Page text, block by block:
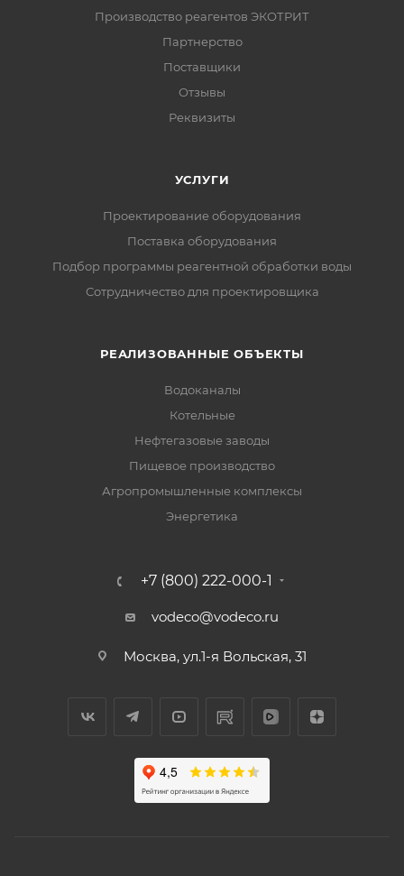
Производство реагентов ЭКОТРИТ
Партнерство
Поставщики
Отзывы
Реквизиты
УСЛУГИ
Проектирование оборудования
Поставка оборудования
Подбор программы реагентной обработки воды
Сотрудничество для проектировщика
РЕАЛИЗОВАННЫЕ ОБЪЕКТЫ
Водоканалы
Котельные
Нефтегазовые заводы
Пищевое производство
Агропромышленные комплексы
Энергетика
+7 (800) 222-000-1
vodeco@vodeco.ru
Москва, ул.1-я Вольская, 31